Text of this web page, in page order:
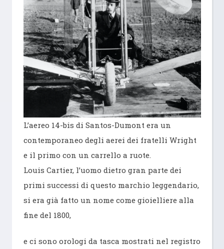
L’aereo 14-bis di Santos-Dumont era un
contemporaneo degli aerei dei fratelli Wright
e il primo con un carrello a ruote.
Louis Cartier, l’uomo dietro gran parte dei
primi successi di questo marchio leggendario,
si era già fatto un nome come gioielliere alla
fine del 1800,
e ci sono orologi da tasca mostrati nel registro